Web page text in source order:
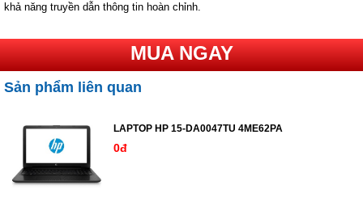
khả năng truyền dẫn thông tin hoàn chỉnh.
MUA NGAY
Sản phẩm liên quan
LAPTOP HP 15-DA0047TU 4ME62PA
0đ